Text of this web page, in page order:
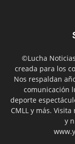
©Lucha
creada para los
Nos respaldan
comunicación
deporte
CMLL y más.
y